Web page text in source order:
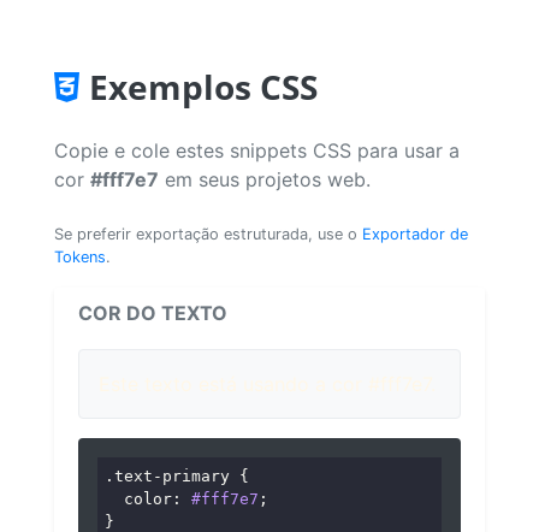
Exemplos CSS
Copie e cole estes snippets CSS para usar a
cor #fff7e7 em seus projetos web.
Se preferir exportação estruturada, use o Exportador de
Tokens.
COR DO TEXTO
.text-primary {
color : #fff7e7 ;
}